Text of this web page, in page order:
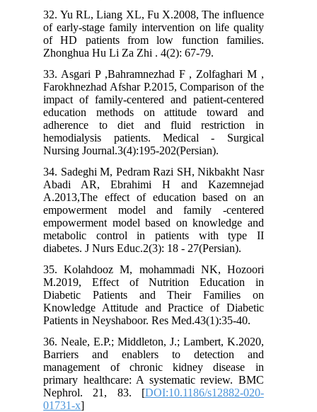
32. Yu RL, Liang XL, Fu X.2008, The influence
of early-stage family intervention on life quality
of HD patients from low function families.
Zhonghua Hu Li Za Zhi . 4(2): 67-79.
33. Asgari P ,Bahramnezhad F , Zolfaghari M ,
Farokhnezhad Afshar P.2015, Comparison of the
impact of family-centered and patient-centered
education methods on attitude toward and
adherence to diet and fluid restriction in
hemodialysis patients. Medical - Surgical
Nursing Journal.3(4):195-202(Persian).
34. Sadeghi M, Pedram Razi SH, Nikbakht Nasr
Abadi AR, Ebrahimi H and Kazemnejad
A.2013,The effect of education based on an
empowerment model and family -centered
empowerment model based on knowledge and
metabolic control in patients with type II
diabetes. J Nurs Educ.2(3): 18 - 27(Persian).
35. Kolahdooz M, mohammadi NK, Hozoori
M.2019, Effect of Nutrition Education in
Diabetic Patients and Their Families on
Knowledge Attitude and Practice of Diabetic
Patients in Neyshaboor. Res Med.43(1):35-40.
36. Neale, E.P.; Middleton, J.; Lambert, K.2020,
Barriers and enablers to detection and
management of chronic kidney disease in
primary healthcare: A systematic review. BMC
Nephrol. 21, 83. [DOI:10.1186/s12882-020-
01731-x